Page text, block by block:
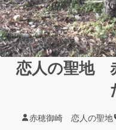
恋人の聖地
赤穂御崎 恋人の聖地